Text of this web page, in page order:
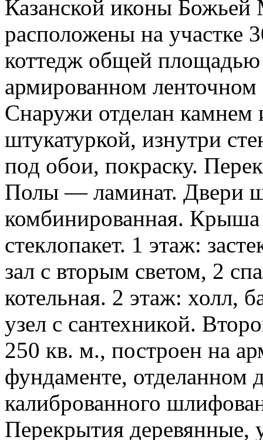
Казанской иконы Божьей
расположены на участке
коттедж общей
армированном
Снаружи отделан камнем
штукатуркой, изнутри
под обои, покраску.
Полы — ламинат. Двери
комбинированная.
стеклопакет. 1 этаж:
зал с вторым светом, 2
котельная. 2 этаж: холл,
узел с сантехникой.
250 кв. м., построен на
фундаменте, отделанном
калиброванного
Перекрытия деревянные,